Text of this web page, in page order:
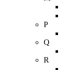
P
Q
R